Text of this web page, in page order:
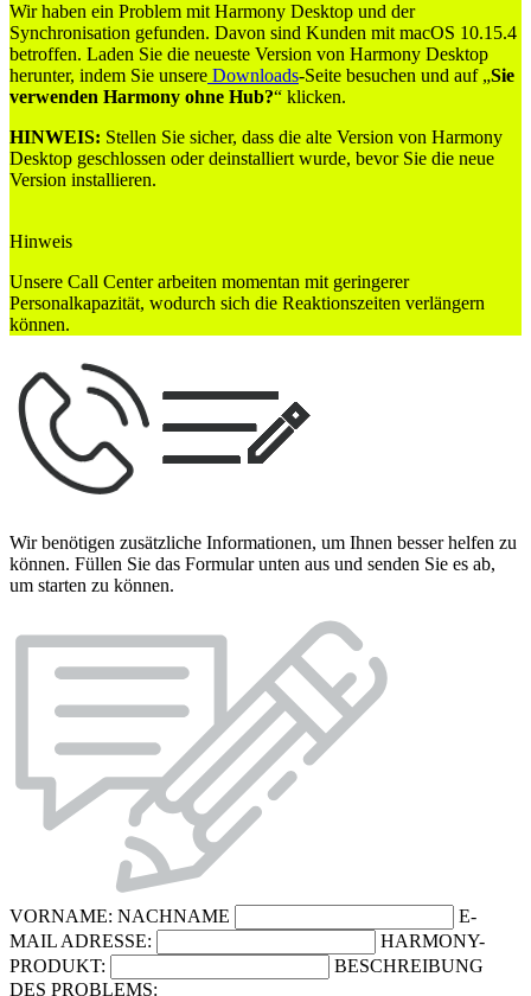
Wir haben ein Problem mit Harmony Desktop und der
Synchronisation gefunden. Davon sind Kunden mit macOS 10.15.4
betroffen. Laden Sie die neueste Version von Harmony Desktop
herunter, indem Sie unsere Downloads-Seite besuchen und auf „Sie
verwenden Harmony ohne Hub?“ klicken.
HINWEIS: Stellen Sie sicher, dass die alte Version von Harmony
Desktop geschlossen oder deinstalliert wurde, bevor Sie die neue
Version installieren.
Hinweis
Unsere Call Center arbeiten momentan mit geringerer
Personalkapazität, wodurch sich die Reaktionszeiten verlängern
können.
Wir benötigen zusätzliche Informationen, um Ihnen besser helfen zu
können. Füllen Sie das Formular unten aus und senden Sie es ab,
um starten zu können.
VORNAME: NACHNAME
E-
MAIL ADRESSE:
HARMONY-
PRODUKT:
BESCHREIBUNG
DES PROBLEMS: